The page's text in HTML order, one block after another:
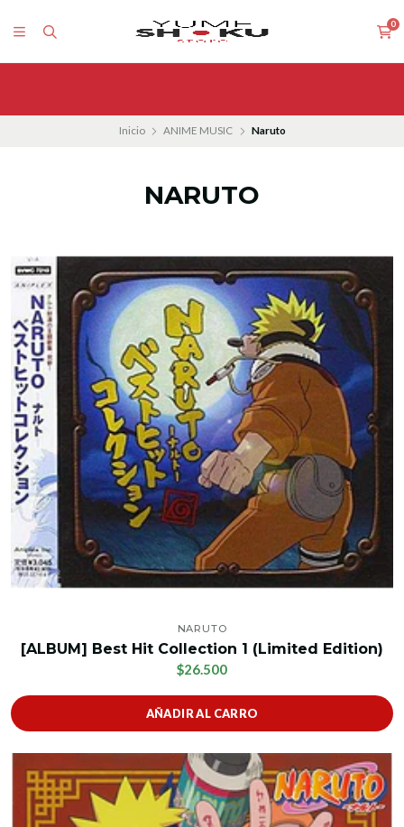
0
Inicio ANIME MUSIC Naruto
NARUTO
NARUTO
[ALBUM] Best Hit Collection 1 (Limited Edition)
$26.500
AÑADIR AL CARRO